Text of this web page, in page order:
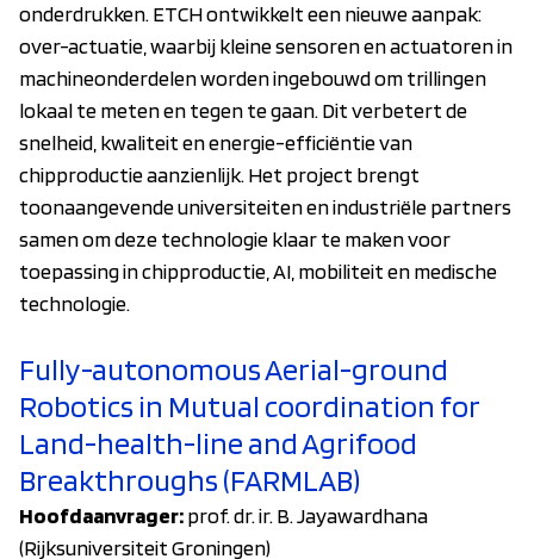
onderdrukken. ETCH ontwikkelt een nieuwe aanpak:
over-actuatie, waarbij kleine sensoren en actuatoren in
machineonderdelen worden ingebouwd om trillingen
lokaal te meten en tegen te gaan. Dit verbetert de
snelheid, kwaliteit en energie-efficiëntie van
chipproductie aanzienlijk. Het project brengt
toonaangevende universiteiten en industriële partners
samen om deze technologie klaar te maken voor
toepassing in chipproductie, AI, mobiliteit en medische
technologie.
Fully-autonomous Aerial-ground
Robotics in Mutual coordination for
Land-health-line and Agrifood
Breakthroughs (FARMLAB)
Hoofdaanvrager:prof. dr. ir. B. Jayawardhana
(Rijksuniversiteit Groningen)